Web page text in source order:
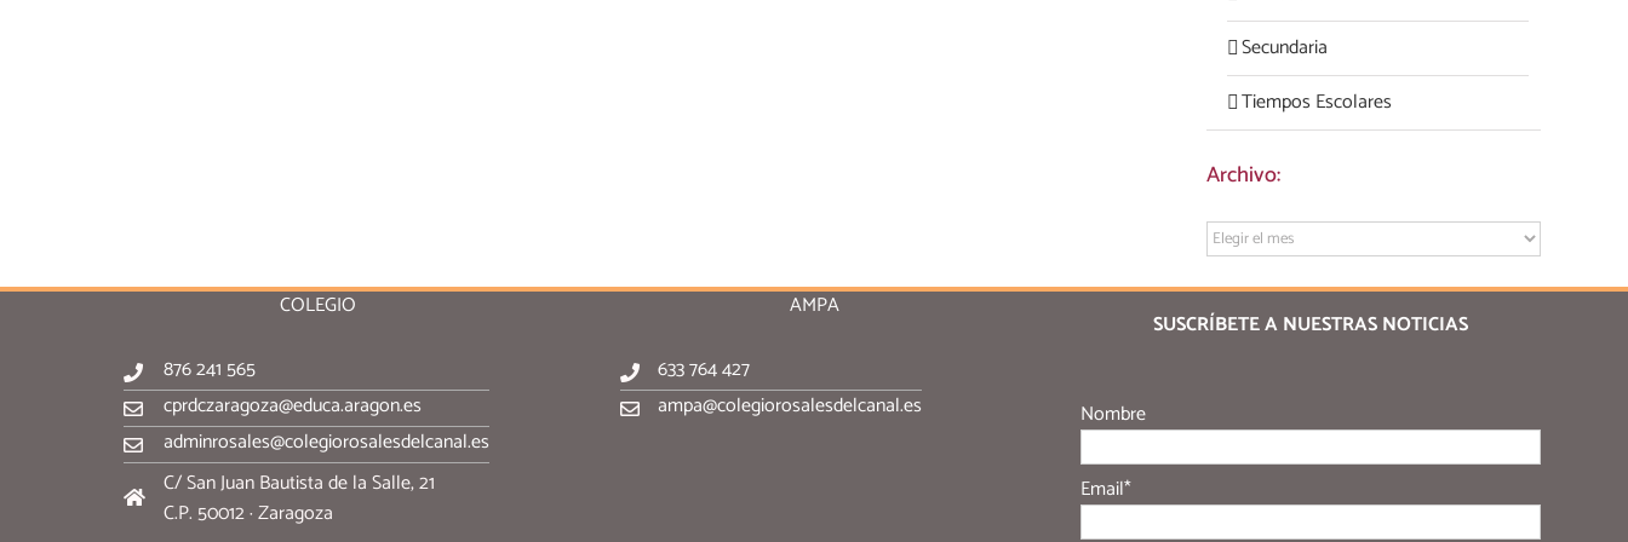
Secundaria
Tiempos Escolares
Archivo:
Archivo:
COLEGIO
876 241 565
cprdczaragoza@educa.aragon.es
adminrosales@colegiorosalesdelcanal.es
C/ San Juan Bautista de la Salle, 21
C.P. 50012 · Zaragoza
AMPA
633 764 427
ampa@colegiorosalesdelcanal.es
SUSCRÍBETE A NUESTRAS NOTICIAS
Nombre
Email*